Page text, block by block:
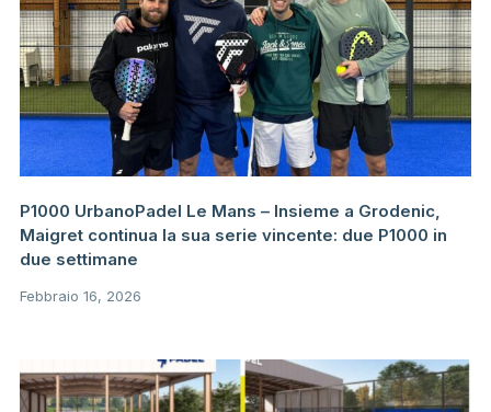
P1000 UrbanoPadel Le Mans – Insieme a Grodenic,
Maigret continua la sua serie vincente: due P1000 in
due settimane
Febbraio 16, 2026